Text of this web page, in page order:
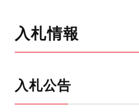
入札情報
入札公告